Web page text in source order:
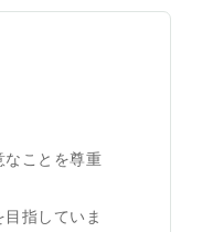
なことを尊重
指していま